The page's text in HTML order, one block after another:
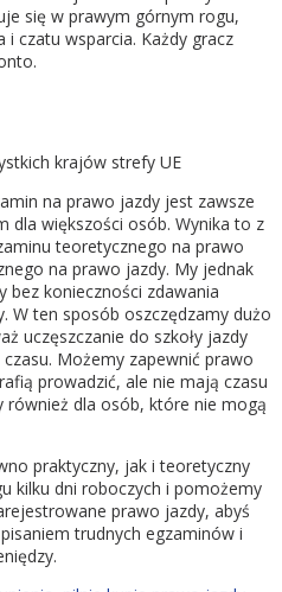
się w prawym górnym rogu,
czatu wsparcia. Każdy gracz
krajów strefy UE
na prawo jazdy jest zawsze
dla większości osób. Wynika to z
teoretycznego na prawo
na prawo jazdy. My jednak
bez konieczności zdawania
W ten sposób oszczędzamy dużo
uczęszczanie do szkoły jazdy
Możemy zapewnić prawo
prowadzić, ale nie mają czasu
również dla osób, które nie mogą
praktyczny, jak i teoretyczny
kilku dni roboczych i pomożemy
prawo jazdy, abyś
trudnych egzaminów i